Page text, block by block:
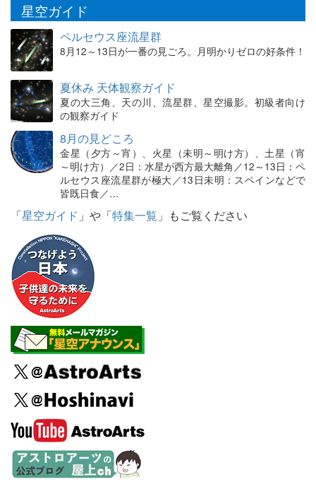
星空ガイド
ペルセウス座流星群
8月12～13日が一番の見ごろ。月明かりゼロの好条件！
夏休み 天体観察ガイド
夏の大三角、天の川、流星群、星空撮影。初級者向け
の観察ガイド
8月の見どころ
金星（夕方～宵）、火星（未明～明け方）、土星（宵
～明け方）／2日：水星が西方最大離角／12～13日：ペ
ルセウス座流星群が極大／13日未明：スペインなどで
皆既日食／…
「星空ガイド 」や「特集一覧 」もご覧ください